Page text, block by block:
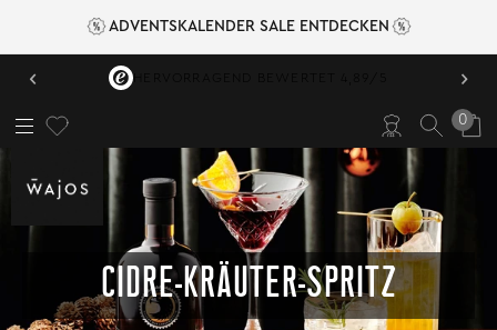
ADVENTSKALENDER SALE ENTDECKEN
‹ ›
0
CIDRE-KRÄUTER-SPRITZ